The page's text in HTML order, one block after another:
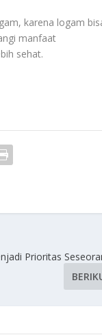
karena logam
manfaat
sehat.
Prioritas